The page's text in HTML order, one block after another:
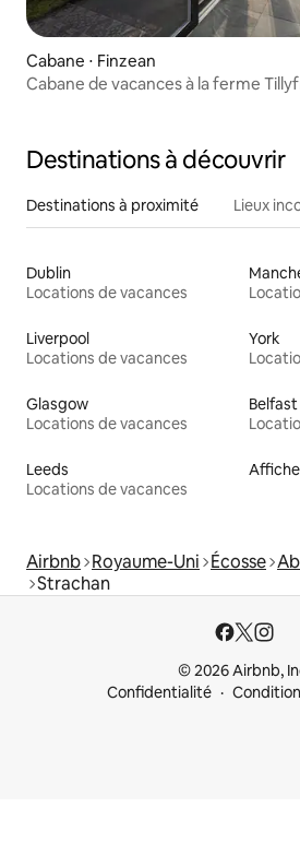
Cabane ⋅ Finzean
Cabane de vacances à la ferme
Destinations à découvrir
Destinations à proximité Lieux
Dublin
Locations de vacances
Liverpool
Locations de vacances
York
Glasgow
Locations de vacances
Belfast
Leeds
Locations de vacances
Airbnb Royaume-Uni Écosse
Strachan
© 2026 Airbnb,
Confidentialité